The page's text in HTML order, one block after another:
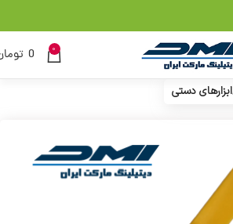
0
0
ابزارهای دستی